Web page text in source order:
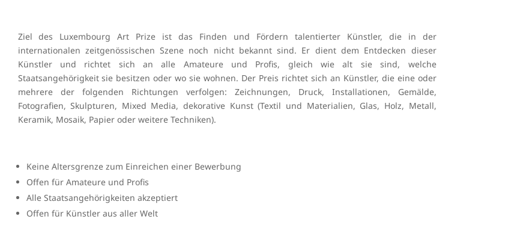
Ziel des Luxembourg Art Prize ist das Finden und Fördern talentierter Künstler, die in der
internationalen zeitgenössischen Szene noch nicht bekannt sind. Er dient dem Entdecken dieser
Künstler und richtet sich an alle Amateure und Profis, gleich wie alt sie sind, welche
Staatsangehörigkeit sie besitzen oder wo sie wohnen. Der Preis richtet sich an Künstler, die eine oder
mehrere der folgenden Richtungen verfolgen: Zeichnungen, Druck, Installationen, Gemälde,
Fotografien, Skulpturen, Mixed Media, dekorative Kunst (Textil und Materialien, Glas, Holz, Metall,
Keramik, Mosaik, Papier oder weitere Techniken).
Keine Altersgrenze zum Einreichen einer Bewerbung
Offen für Amateure und Profis
Alle Staatsangehörigkeiten akzeptiert
Offen für Künstler aus aller Welt